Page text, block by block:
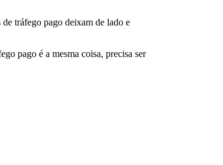
tráfego pago deixam de lado e
pago é a mesma coisa, precisa ser